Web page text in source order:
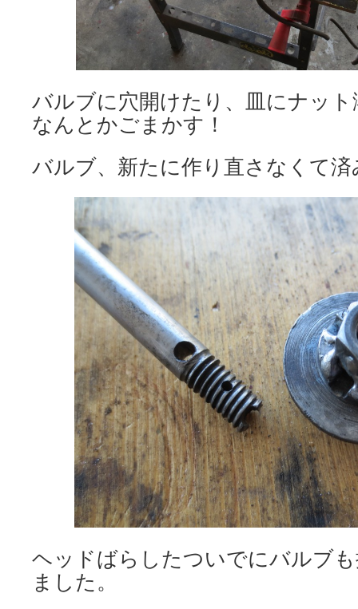
バルブに穴開けたり、皿にナッ
なんとかごまかす！
バルブ、新たに作り直さなくて
ヘッドばらしたついでにバルブ
ました。